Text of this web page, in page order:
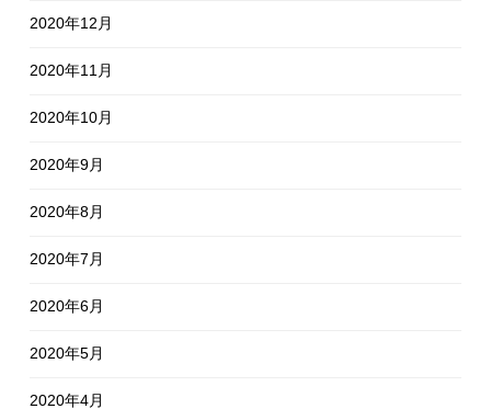
2020年12月
2020年11月
2020年10月
2020年9月
2020年8月
2020年7月
2020年6月
2020年5月
2020年4月